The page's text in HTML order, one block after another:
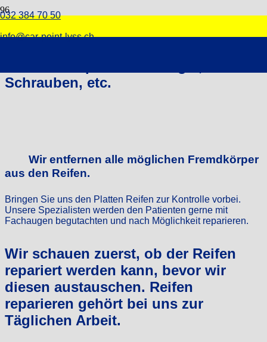
032 384 70 50
info@car-point-lyss.chReifenreparaturen
Schrauben, etc.
Wir entfernen alle möglichen Fremdkörper
aus den Reifen.
Bringen Sie uns den Platten Reifen zur Kontrolle vorbei.
Unsere Spezialisten werden den Patienten gerne mit
Fachaugen begutachten und nach Möglichkeit reparieren.
Wir schauen zuerst, ob der Reifen
repariert werden kann, bevor wir
diesen austauschen. Reifen
reparieren gehört bei uns zur
Täglichen Arbeit.